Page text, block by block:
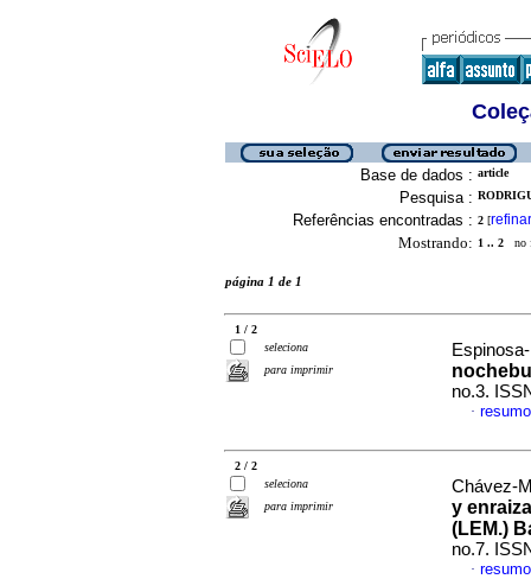
Base de dados : article
Pesquisa :
Referências encontradas : 2 [refinar
Mostrando: 1 .. 2 no
página 1 de 1
1 / 2
seleciona
para imprimir
no.3.
·
2 / 2
seleciona
para imprimir
Chávez-
y
(LEM.)
no.7.
·